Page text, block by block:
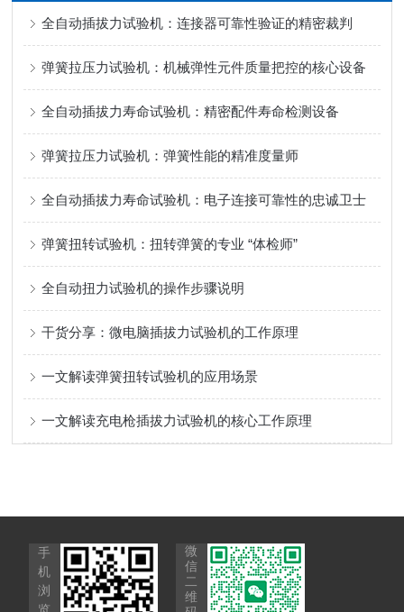
全自动插拔力试验机：连接器可靠性验证的精密裁判
弹簧拉压力试验机：机械弹性元件质量把控的核心设备
全自动插拔力寿命试验机：精密配件寿命检测设备
弹簧拉压力试验机：弹簧性能的精准度量师
全自动插拔力寿命试验机：电子连接可靠性的忠诚卫士
弹簧扭转试验机：扭转弹簧的专业 “体检师”
全自动扭力试验机的操作步骤说明
干货分享：微电脑插拔力试验机的工作原理
一文解读弹簧扭转试验机的应用场景
一文解读充电枪插拔力试验机的核心工作原理
手
机
浏
微
信
二
维